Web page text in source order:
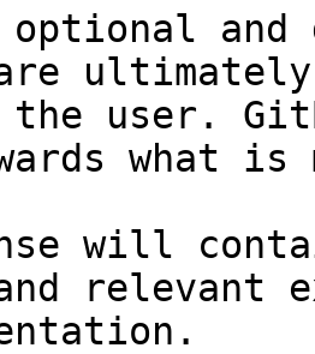
and
the user.
what
will
relevant